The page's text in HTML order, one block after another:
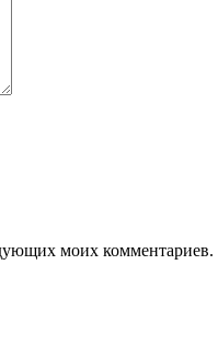
моих комментариев.